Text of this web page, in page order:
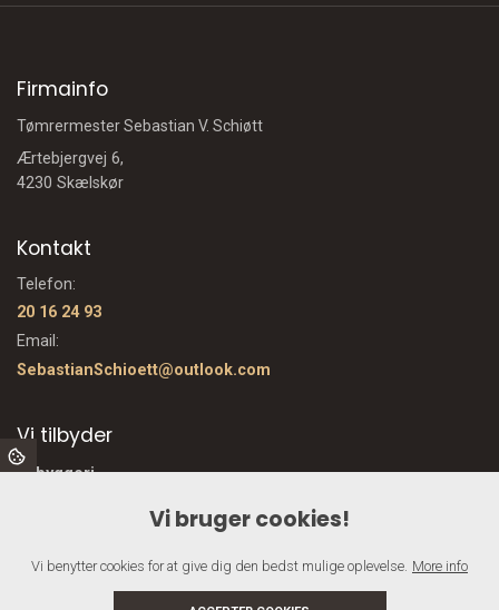
Firmainfo
Tømrermester Sebastian V. Schiøtt
Ærtebjergvej 6,
4230 Skælskør
Kontakt
Telefon:
20 16 24 93
Email:
SebastianSchioett@outlook.com
Vi tilbyder
Nybyggeri
Nyt tag
Totalentreprise
Vi bruger cookies!
Vi benytter cookies for at give dig den bedst mulige oplevelse. More info